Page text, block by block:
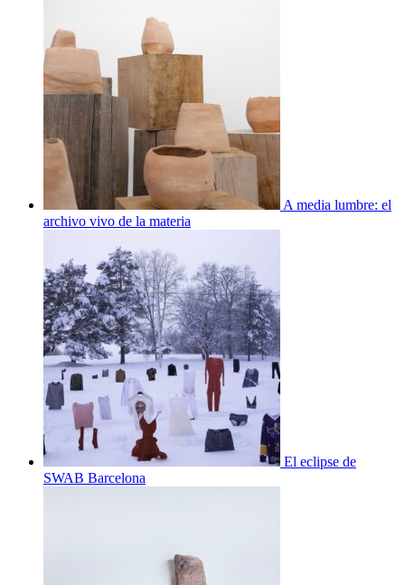
A media lumbre: el
archivo vivo de la materia
El eclipse de
SWAB Barcelona